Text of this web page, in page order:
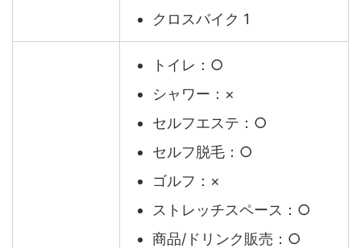
クロスバイク 1
トイレ：○
シャワー：×
セルフエステ：○
セルフ脱毛：○
ゴルフ：×
ストレッチスペース：○
商品/ドリンク販売：○